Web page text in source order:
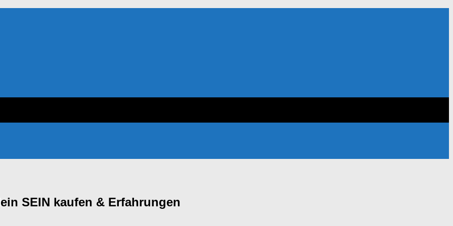
SEIN kaufen & Erfahrungen